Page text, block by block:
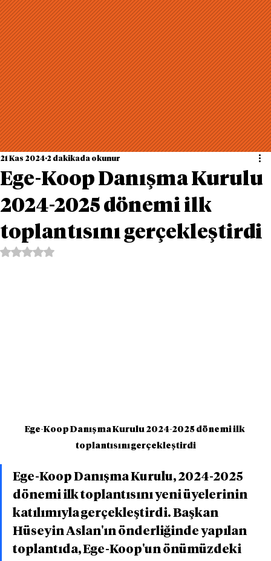
Ege-Koop Danışma Kurulu
2024-2025 dönemi ilk
toplantısını gerçekleştirdi
21 Kas 2024 2 dakikada okunur
5 üzerinden NaN yıldız
Ege-Koop Danışma Kurulu 2024-2025 dönemi ilk
toplantısını gerçekleştirdi
Ege-Koop Danışma Kurulu, 2024-2025
dönemi ilk toplantısını yeni üyelerinin
katılımıyla gerçekleştirdi. Başkan
Hüseyin Aslan'ın önderliğinde yapılan
toplantıda, Ege-Koop'un önümüzdeki